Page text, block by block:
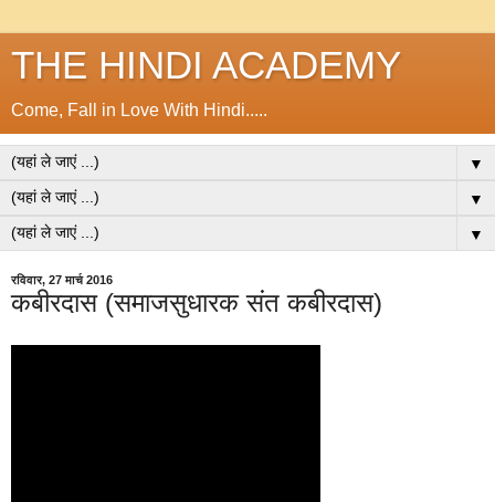
THE HINDI ACADEMY
Come, Fall in Love With Hindi.....
▼
▼
▼
रविवार, 27 मार्च 2016
कबीरदास (समाजसुधारक संत कबीरदास)